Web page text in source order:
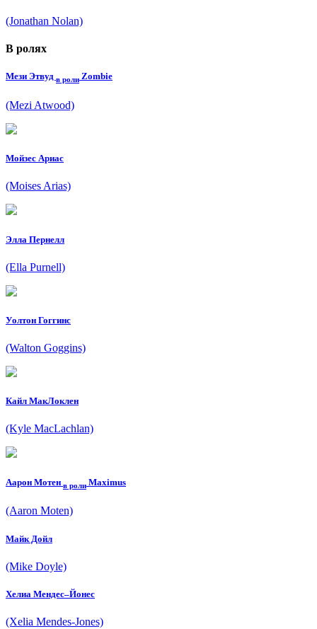
(Jonathan Nolan)
В ролях
Мези Этвуд в роли Zombie
(Mezi Atwood)
Мойзес Ариас
(Moises Arias)
Элла Пернелл
(Ella Purnell)
Уолтон Гоггинс
(Walton Goggins)
Кайл МакЛоклен
(Kyle MacLachlan)
Аарон Мотен в роли Maximus
(Aaron Moten)
Майк Дойл
(Mike Doyle)
Xелиа Мендес–Йонес
(Xelia Mendes-Jones)